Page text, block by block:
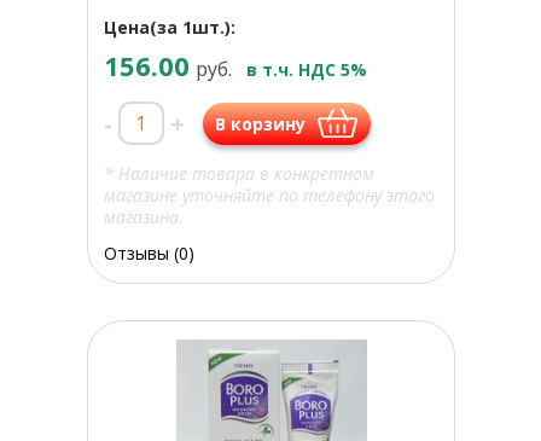
Цена(за 1шт.):
156.00 руб. в т.ч. НДС 5%
- + В корзину
* Наличие товара в конкретном
магазине уточняйте по телефону этого
магазина.
Отзывы (0)